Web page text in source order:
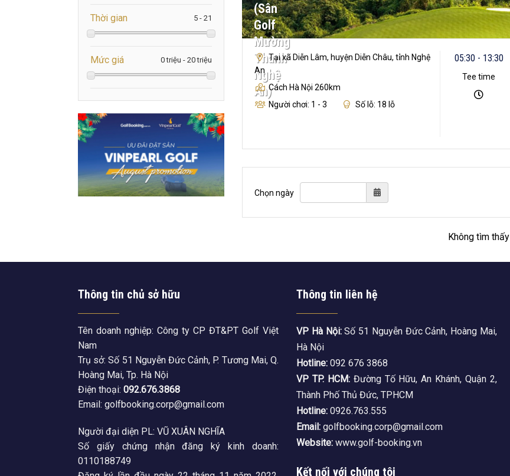
Thời gian
Mức giá
(Sân
Golf
Mường
Thanh
Nghệ
An)
Tại xã Diễn Lâm, huyện Diễn Châu, tỉnh Nghệ
An
Cách Hà Nội 260km
Người chơi: 1 - 3
Số lỗ: 18 lỗ
05:30 - 13:30
Tee time
Chọn ngày
Không tìm thấy
Thông tin chủ sở hữu
Tên doanh nghiệp: Công ty CP ĐT&PT Golf Việt
Nam
Trụ sở: Số 51 Nguyễn Đức Cảnh, P. Tương Mai, Q.
Hoàng Mai, Tp. Hà Nội
Điện thoại: 092.676.3868
Email: golfbooking.corp@gmail.com
Người đại diện PL: VŨ XUÂN NGHĨA
Số giấy chứng nhận đăng ký kinh doanh:
0110188749
Thông tin liên hệ
VP Hà Nội:Số 51 Nguyễn Đức Cảnh, Hoàng Mai,
Hà Nội
Hotline: 092 676 3868
VP TP. HCM:Đường Tố Hữu, An Khánh, Quận 2,
Thành Phố Thủ Đức, TPHCM
Hotline: 0926.763.555
Email: golfbooking.corp@gmail.com
Website: www.golf-booking.vn
Kết nối với chúng tôi